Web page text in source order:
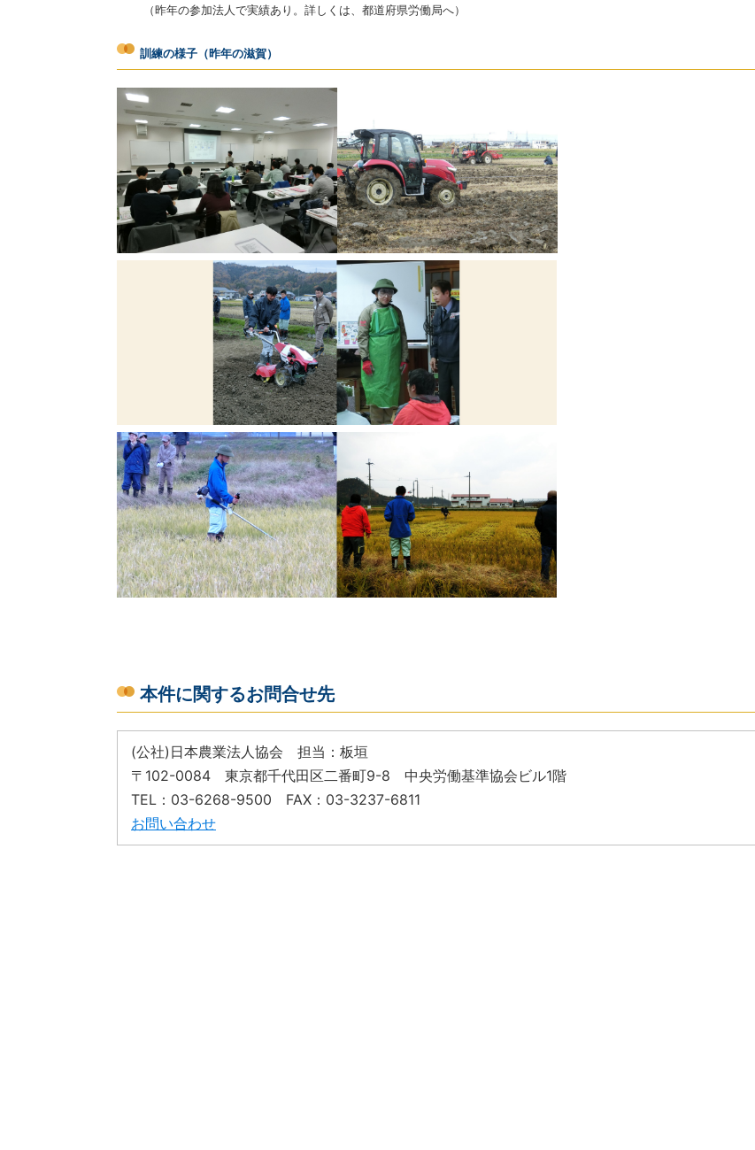
（昨年の参加法人で実績あり。詳しくは、都道府県労働局へ）
訓練の様子（昨年の滋賀）
本件に関するお問合せ先
(公社)日本農業法人協会 担当：板垣
〒102-0084 東京都千代田区二番町9-8 中央労働基準協会ビル1階
TEL：03-6268-9500 FAX：03-3237-6811
お問い合わせ